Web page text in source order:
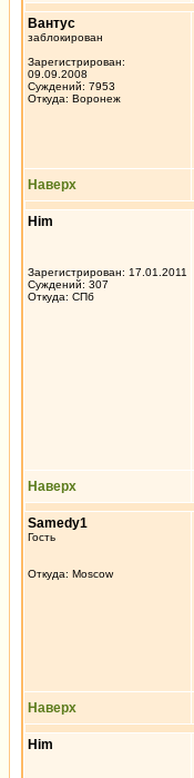
Вантус
заблокирован
Зарегистрирован:
09.09.2008
Суждений: 7953
Откуда: Воронеж
Наверх
Him
Зарегистрирован: 17.01.2011
Суждений: 307
Откуда: СПб
Наверх
Samedy1
Гость
Откуда: Moscow
Наверх
Him